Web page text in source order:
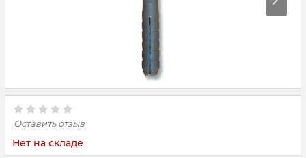
Оставить отзыв
Нет на складе